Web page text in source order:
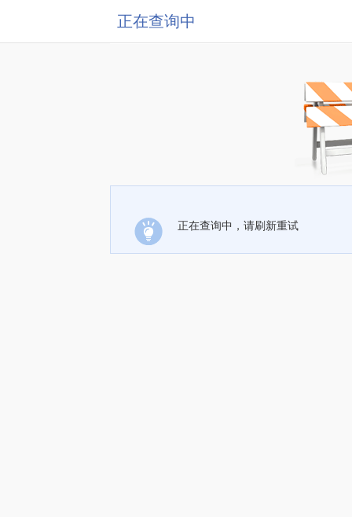
正在查询中
正在查询中，请刷新重试